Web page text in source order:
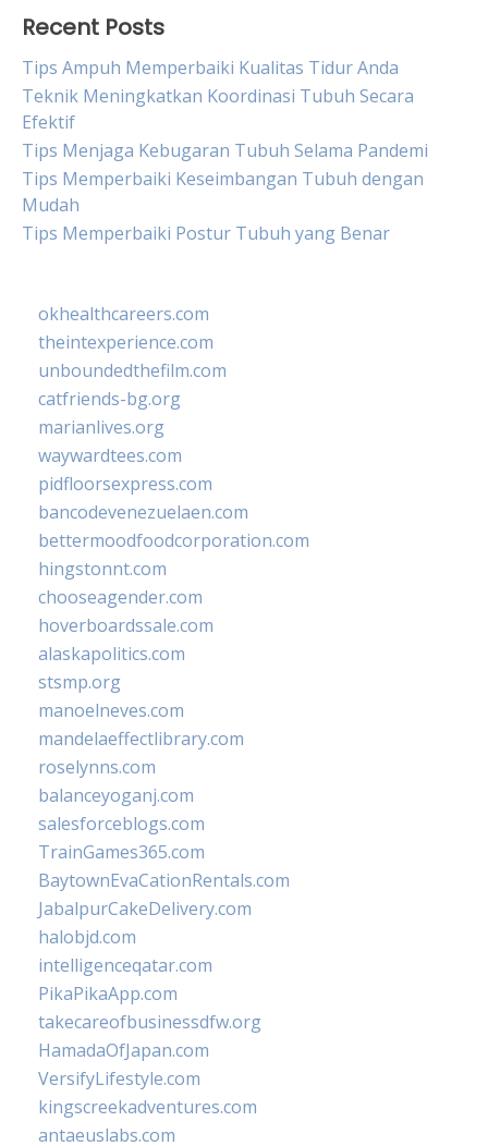
Recent Posts
Tips Ampuh Memperbaiki Kualitas Tidur Anda
Teknik Meningkatkan Koordinasi Tubuh Secara
Efektif
Tips Menjaga Kebugaran Tubuh Selama Pandemi
Tips Memperbaiki Keseimbangan Tubuh dengan
Mudah
Tips Memperbaiki Postur Tubuh yang Benar
okhealthcareers.com
theintexperience.com
unboundedthefilm.com
catfriends-bg.org
marianlives.org
waywardtees.com
pidfloorsexpress.com
bancodevenezuelaen.com
bettermoodfoodcorporation.com
hingstonnt.com
chooseagender.com
hoverboardssale.com
alaskapolitics.com
stsmp.org
manoelneves.com
mandelaeffectlibrary.com
roselynns.com
balanceyoganj.com
salesforceblogs.com
TrainGames365.com
BaytownEvaCationRentals.com
JabalpurCakeDelivery.com
halobjd.com
intelligenceqatar.com
PikaPikaApp.com
takecareofbusinessdfw.org
HamadaOfJapan.com
VersifyLifestyle.com
kingscreekadventures.com
antaeuslabs.com